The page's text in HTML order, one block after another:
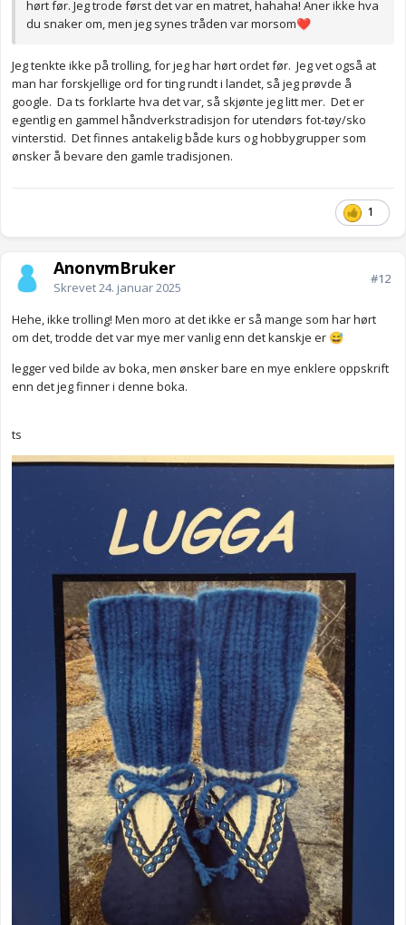
hørt før. Jeg trode først det var en matret, hahaha! Aner ikke hva
du snaker om, men jeg synes tråden var morsom❤️
Jeg tenkte ikke på trolling, for jeg har hørt ordet før. Jeg vet også at
man har forskjellige ord for ting rundt i landet, så jeg prøvde å
google. Da ts forklarte hva det var, så skjønte jeg litt mer. Det er
egentlig en gammel håndverkstradisjon for utendørs fot-tøy/sko
vinterstid. Det finnes antakelig både kurs og hobbygrupper som
ønsker å bevare den gamle tradisjonen.
1
AnonymBruker
Skrevet24. januar 2025
#12
Hehe, ikke trolling! Men moro at det ikke er så mange som har hørt
om det, trodde det var mye mer vanlig enn det kanskje er 😅
legger ved bilde av boka, men ønsker bare en mye enklere oppskrift
enn det jeg finner i denne boka.
ts